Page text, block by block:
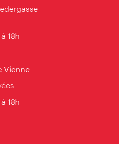
18h
Vienne
18h